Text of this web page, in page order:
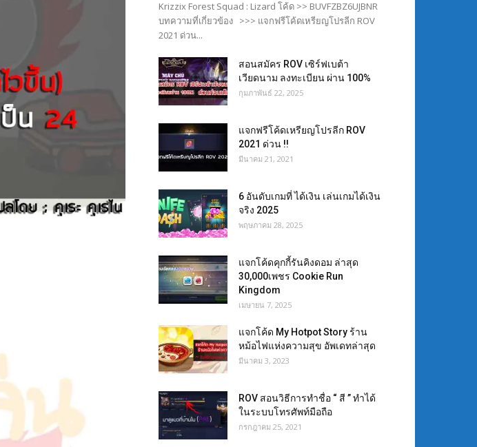
Krizzix Forest Squad : Lizard โค้ด >> BUVFZBZ6UJBNR
บทความที่เกี่ยวข้อง >>> แจกฟรีโค้ดเหรียญโปรลีก ROV
2021 ด่วน...
สอนสมัคร ROV เซิร์ฟเบต้า
เวียดนาม ลงทะเบียน ผ่าน 100%
กุมภาพันธ์ 22, 2025
แจกฟรีโค้ดเหรียญโปรลีก ROV
2021 ด่วน !!
มีนาคม 21, 2021
6 อันดับเกมที่ ได้เงิน เล่นเกมได้เงิน
จริง 2025
พฤษภาคม 28, 2025
แจกโค้ดคุกกี้รันคิงดอม ล่าสุด
30,000เพชร Cookie Run
Kingdom
เมษายน 7, 2025
แจกโค้ด My Hotpot Story ร้าน
หม้อไฟแห่งความสุข อัพเดทล่าสุด
มีนาคม 3, 2023
ROV สอนวิธีการทำชื่อ “ สี ” ทำได้
ในระบบโทรศัพท์มือถือ
กรกฎาคม 25, 2021